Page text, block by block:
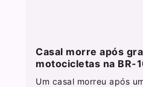
Casal morre após
motocicletas na BR-
Um casal morreu após